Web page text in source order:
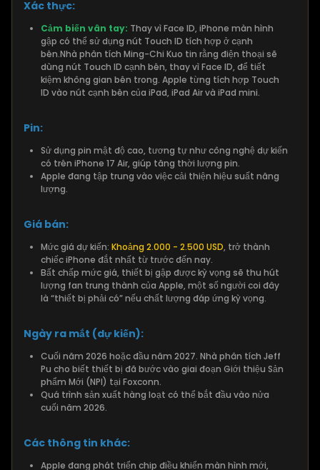
Xác thực:
Cảm biến vân tay: Thay vì Face ID, iPhone màn hình
gập có thể sử dụng nút Touch ID tích hợp ở cạnh
bên.Nhà phân tích Ming-Chi Kuo tin rằng điện thoại sẽ
dùng nút Touch ID cạnh bên, thay vì Face ID, để tiết
kiệm không gian bên trong. Apple từng tích hợp Touch
ID vào nút cạnh bên của iPad, iPad Air và iPad mini.
Pin:
Sử dụng pin mật độ cao, tương tự như công nghệ dự kiến
có trên iPhone 17 Air, giúp tăng thời lượng pin.
Apple đang tập trung vào việc cải thiện hiệu suất năng
lượng.
Giá bán:
Mức giá dự kiến: Khoảng 2.000 - 2.500 USD, trở thành
chiếc iPhone đắt nhất từ trước đến nay.
Bất chấp mức giá, thiết bị gập được kỳ vọng sẽ thu hút
lượng fan trung thành của Apple, một số người coi đây
là “thiết bị phải có” nếu chất lượng đáp ứng kỳ vọng.
Ngày ra mắt (dự kiến):
Cuối năm 2026 hoặc đầu năm 2027. Nhà phân tích Jeff
Pu cho biết thiết bị đã bước vào giai đoạn Giới thiệu Sản
phẩm Mới (NPI) tại Foxconn.
Quá trình sản xuất hàng loạt có thể bắt đầu vào nửa
cuối năm 2026.
Các thông tin khác:
Apple đang phát triển chip điều khiển màn hình mới,